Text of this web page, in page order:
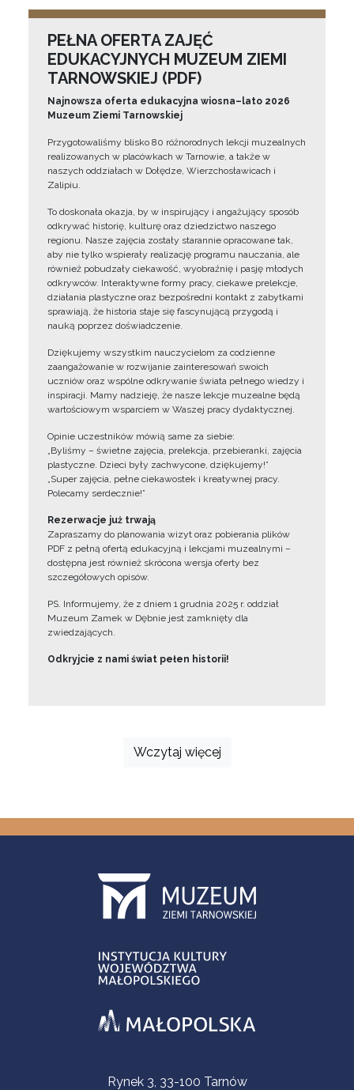
PEŁNA OFERTA ZAJĘĆ
EDUKACYJNYCH MUZEUM ZIEMI
TARNOWSKIEJ (PDF)
Najnowsza oferta edukacyjna wiosna–lato 2026
Muzeum Ziemi Tarnowskiej
Przygotowaliśmy blisko 80 różnorodnych lekcji muzealnych
realizowanych w placówkach w Tarnowie, a także w
naszych oddziałach w Dołędze, Wierzchosławicach i
Zalipiu.
To doskonała okazja, by w inspirujący i angażujący sposób
odkrywać historię, kulturę oraz dziedzictwo naszego
regionu. Nasze zajęcia zostały starannie opracowane tak,
aby nie tylko wspierały realizację programu nauczania, ale
również pobudzały ciekawość, wyobraźnię i pasję młodych
odkrywców. Interaktywne formy pracy, ciekawe prelekcje,
działania plastyczne oraz bezpośredni kontakt z zabytkami
sprawiają, że historia staje się fascynującą przygodą i
nauką poprzez doświadczenie.
Dziękujemy wszystkim nauczycielom za codzienne
zaangażowanie w rozwijanie zainteresowań swoich
uczniów oraz wspólne odkrywanie świata pełnego wiedzy i
inspiracji. Mamy nadzieję, że nasze lekcje muzealne będą
wartościowym wsparciem w Waszej pracy dydaktycznej.
Opinie uczestników mówią same za siebie:
„Byliśmy – świetne zajęcia, prelekcja, przebieranki, zajęcia
plastyczne. Dzieci były zachwycone, dziękujemy!”
„Super zajęcia, pełne ciekawostek i kreatywnej pracy.
Polecamy serdecznie!”
Rezerwacje już trwają
Zapraszamy do planowania wizyt oraz pobierania plików
PDF z pełną ofertą edukacyjną i lekcjami muzealnymi –
dostępna jest również skrócona wersja oferty bez
szczegółowych opisów.
PS. Informujemy, że z dniem 1 grudnia 2025 r. oddział
Muzeum Zamek w Dębnie jest zamknięty dla
zwiedzających.
Odkryjcie z nami świat pełen historii!
Wczytaj więcej
Informacje kontaktoweRynek 3, 33-100 Tarnów